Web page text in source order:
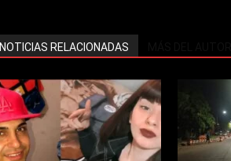
NOTICIAS RELACIONADAS